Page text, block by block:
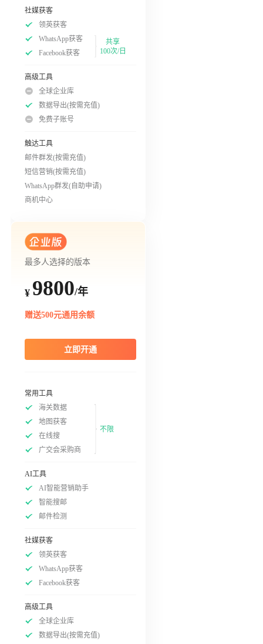
社媒获客
领英获客
WhatsApp获客
Facebook获客
共享
100次/日
高级工具
全球企业库
数据导出(按需充值)
免费子账号
触达工具
邮件群发(按需充值)
短信营销(按需充值)
WhatsApp群发(自助申请)
商机中心
最多人选择的版本
¥ 9800/年
赠送500元通用余额
立即开通
常用工具
海关数据
地图获客
在线搜
广交会采购商
不限
AI工具
AI智能营销助手
智能搜邮
邮件检测
社媒获客
领英获客
WhatsApp获客
Facebook获客
高级工具
全球企业库
数据导出(按需充值)